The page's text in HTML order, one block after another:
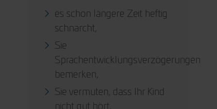
es schon längere Zeit heftig
schnarcht,
Sie
Sprachentwicklungsverzögerungen
bemerken,
Sie vermuten, dass Ihr Kind
nicht gut hört,